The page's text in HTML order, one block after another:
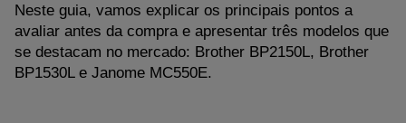
Neste guia, vamos explicar os principais pontos a
avaliar antes da compra e apresentar três modelos que
se destacam no mercado: Brother BP2150L, Brother
BP1530L e Janome MC550E.